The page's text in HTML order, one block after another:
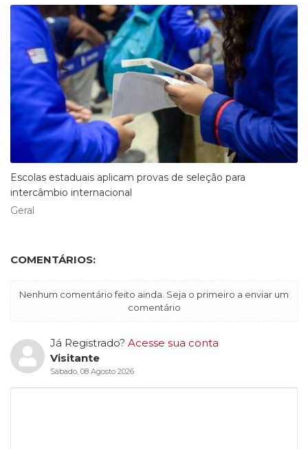
Escolas estaduais aplicam provas de seleção para
intercâmbio internacional
Geral
COMENTÁRIOS:
Nenhum comentário feito ainda. Seja o primeiro a enviar um
comentário
Já Registrado? Acesse sua conta
Visitante
Sábado, 08 Agosto 2026